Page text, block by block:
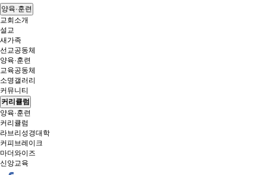
양육·훈련
교회소개
설교
새가족
선교공동체
양육·훈련
교육공동체
소명갤러리
커뮤니티
커리큘럼
양육·훈련
커리큘럼
라브리성경대학
커피브레이크
마더와이즈
신앙교육